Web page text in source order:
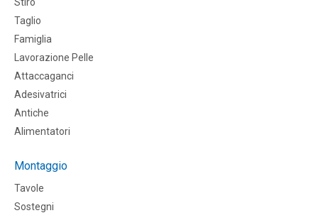
Taglio
Famiglia
Lavorazione Pelle
Attaccaganci
Adesivatrici
Antiche
Alimentatori
Montaggio
Tavole
Sostegni